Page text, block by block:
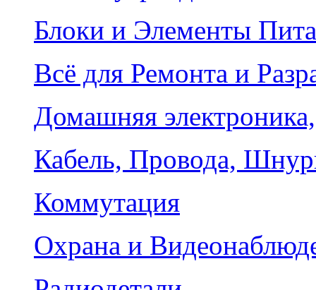
Блоки и Элементы
Всё для Ремонта и
Домашняя
Кабель, Провода,
Коммутация
Охрана и